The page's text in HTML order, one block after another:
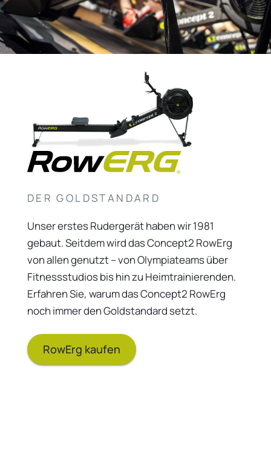
DER GOLDSTANDARD
Unser erstes Rudergerät haben wir 1981
gebaut. Seitdem wird das Concept2 RowErg
von allen genutzt – von Olympiateams über
Fitnessstudios bis hin zu Heimtrainierenden.
Erfahren Sie, warum das Concept2 RowErg
noch immer den Goldstandard setzt.
RowErg kaufen